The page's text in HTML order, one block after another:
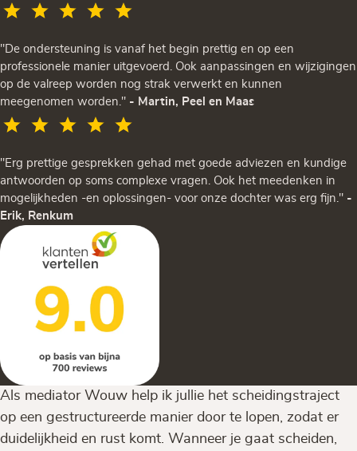
"De ondersteuning is vanaf het begin prettig en op een
professionele manier uitgevoerd. Ook aanpassingen en wijzigingen
op de valreep worden nog strak verwerkt en kunnen
meegenomen worden." - Martin, Peel en Maas
"Erg prettige gesprekken gehad met goede adviezen en kundige
antwoorden op soms complexe vragen. Ook het meedenken in
mogelijkheden -en oplossingen- voor onze dochter was erg fijn." -
Erik, Renkum
Als mediator Wouw help ik jullie het scheidingstraject
op een gestructureerde manier door te lopen, zodat er
duidelijkheid en rust komt. Wanneer je gaat scheiden,